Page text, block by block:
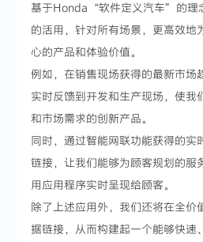
基于Honda“软件定义汽车”的理
的活用，针对所有场景，更高效地
心的产品和体验价值。
例如，在销售现场获得的最新市场
实时反馈到开发和生产现场，使我
和市场需求的创新产品。
同时，通过智能网联功能获得的实
链接，让我们能够为顾客规划的服
用应用程序实时呈现给顾客。
除了上述应用外，我们还将在全价
据链接，从而构建起一个能够快速